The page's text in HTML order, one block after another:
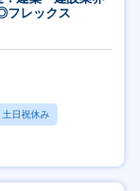
フレックス
土日祝休み